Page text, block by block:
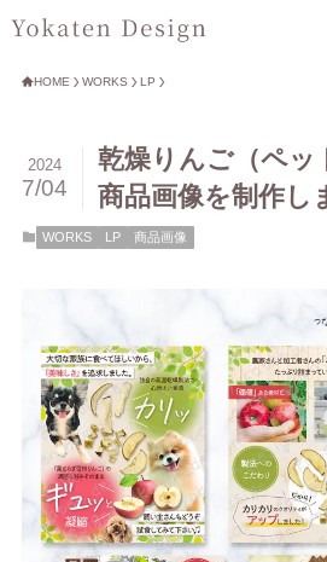
HOME WORKS LP
乾燥りんご（ペッ
商品画像を制作し
2024
7/04
WORKS LP 商品画像